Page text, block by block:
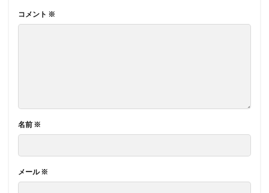
コメント ※
名前 ※
メール※